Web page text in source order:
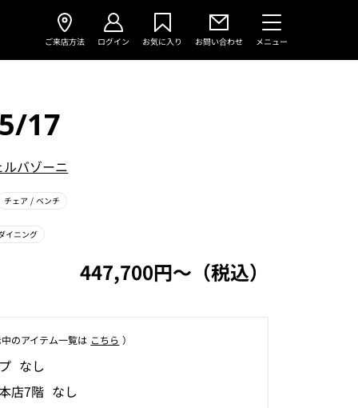
ご来店方法 ログイン お気に入り お問い合わせ メニュー
17
ルバゾーニ
チェア/ ベンチ
イニング
447,700円〜（税込）
のアイテム⼀覧は こちら ）
なし
店7階 なし